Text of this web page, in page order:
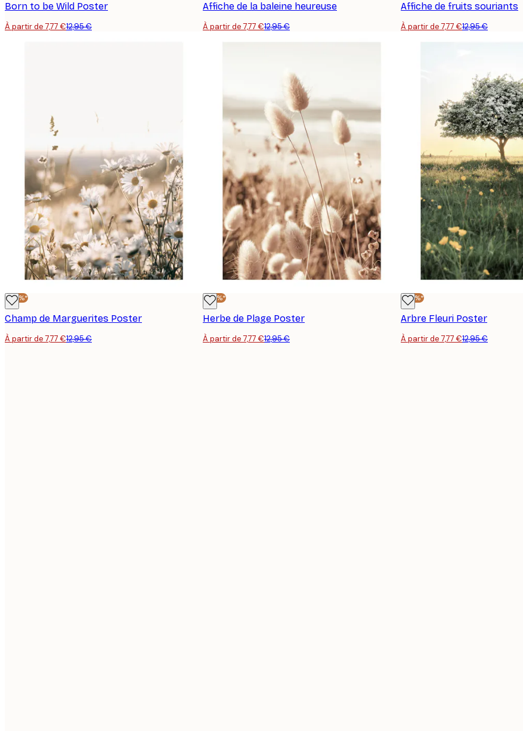
Born to be Wild Poster
À partir de 7,77 €12,95 €
Affiche de la baleine heureuse
À partir de 7,77 €12,95 €
Affiche de fruits souriants
À partir de 7,77 €12,95 €
-40%*
Champ de Marguerites Poster
À partir de 7,77 €12,95 €
-40%*
Herbe de Plage Poster
À partir de 7,77 €12,95 €
-40%*
Arbre Fleuri Poster
À partir de 7,77 €12,95 €